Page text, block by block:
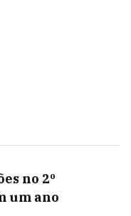
no 2º
um ano